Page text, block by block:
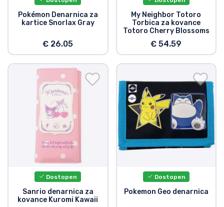
Pokémon Denarnica za
kartice Snorlax Gray
€ 26.05
My Neighbor Totoro
Torbica za kovance
Totoro Cherry Blossoms
€ 54.59
Dostopen
Sanrio denarnica za
kovance Kuromi Kawaii
Dostopen
Pokemon Geo denarnica